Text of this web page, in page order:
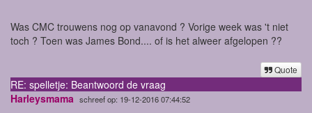
Was CMC trouwens nog op vanavond ? Vorige week was 't niet
toch ? Toen was James Bond.... of is het alweer afgelopen ??
Quote
RE: spelletje: Beantwoord de vraag
Harleysmama schreef op: 19-12-2016 07:44:52